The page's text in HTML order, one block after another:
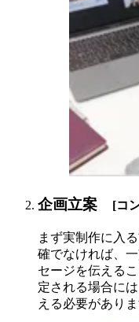
企画立案 [コ
まず実制作に入
確でなければ、
セージを伝える
定される場合に
える必要がありま